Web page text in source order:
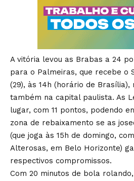
A vitória levou as Brabas a 24
para o Palmeiras, que recebe o
(29), às 14h (horário de Brasília),
também na capital paulista. As
lugar, com 11 pontos, podendo
zona de rebaixamento se as
(que joga às 15h de domingo,
Alterosas, em Belo Horizonte)
respectivos compromissos.
Com 20 minutos de bola